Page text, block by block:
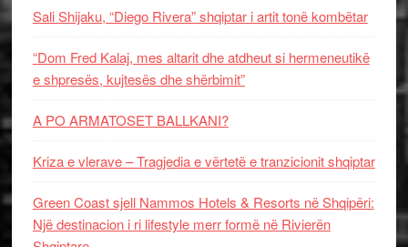
Sali Shijaku, “Diego Rivera” shqiptar i artit tonë kombëtar
“Dom Fred Kalaj, mes altarit dhe atdheut si hermeneutikë
e shpresës, kujtesës dhe shërbimit”
A PO ARMATOSET BALLKANI?
Kriza e vlerave – Tragjedia e vërtetë e tranzicionit shqiptar
Green Coast sjell Nammos Hotels & Resorts në Shqipëri:
Një destinacion i ri lifestyle merr formë në Rivierën